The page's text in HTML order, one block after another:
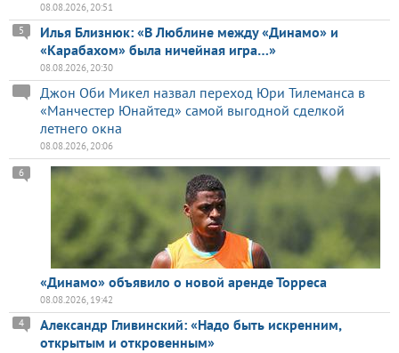
08.08.2026, 20:51
Илья Близнюк: «В Люблине между «Динамо» и
«Карабахом» была ничейная игра…»
5
08.08.2026, 20:30
Джон Оби Микел назвал переход Юри Тилеманса в
«Манчестер Юнайтед» самой выгодной сделкой
летнего окна
08.08.2026, 20:06
«Динамо» объявило о новой аренде Торреса
6
08.08.2026, 19:42
Александр Гливинский: «Надо быть искренним,
открытым и откровенным»
4